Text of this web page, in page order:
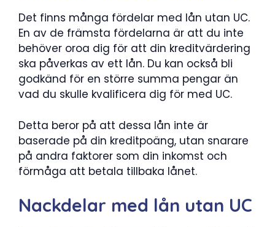
Det finns många fördelar med lån utan UC.
En av de främsta fördelarna är att du inte
behöver oroa dig för att din kreditvärdering
ska påverkas av ett lån. Du kan också bli
godkänd för en större summa pengar än
vad du skulle kvalificera dig för med UC.
Detta beror på att dessa lån inte är
baserade på din kreditpoäng, utan snarare
på andra faktorer som din inkomst och
förmåga att betala tillbaka lånet.
Nackdelar med lån utan UC